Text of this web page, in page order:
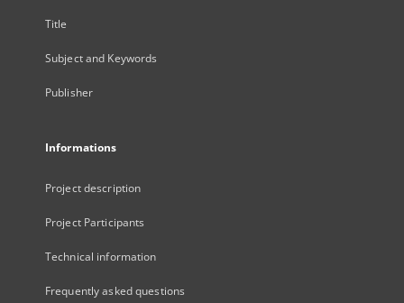
Title
Subject and Keywords
Publisher
Informations
Project description
Project Participants
Technical information
Frequently asked questions